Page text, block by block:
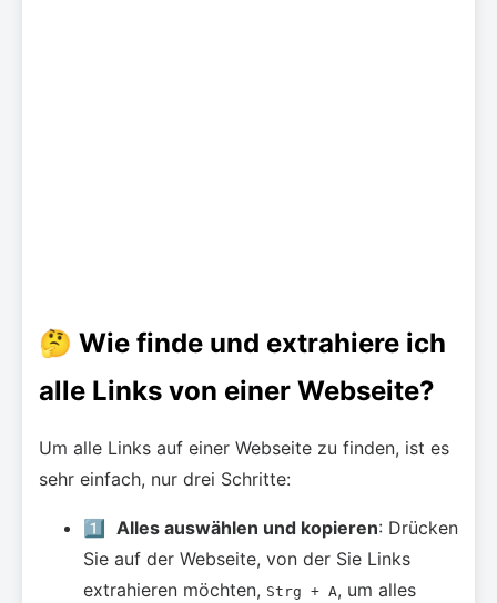
🤔 Wie finde und extrahiere ich
alle Links von einer Webseite?
Um alle Links auf einer Webseite zu finden, ist es
sehr einfach, nur drei Schritte:
1️⃣ Alles auswählen und kopieren: Drücken
Sie auf der Webseite, von der Sie Links
extrahieren möchten, Strg + A, um alles